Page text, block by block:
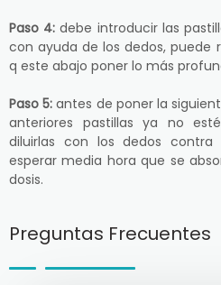
Paso 4: debe introducir las
con ayuda de los dedos, puede
q este abajo poner lo más
Paso 5: antes de poner la
anteriores pastillas ya no
diluirlas con los dedos
esperar media hora que se
dosis.
Preguntas Frecuentes